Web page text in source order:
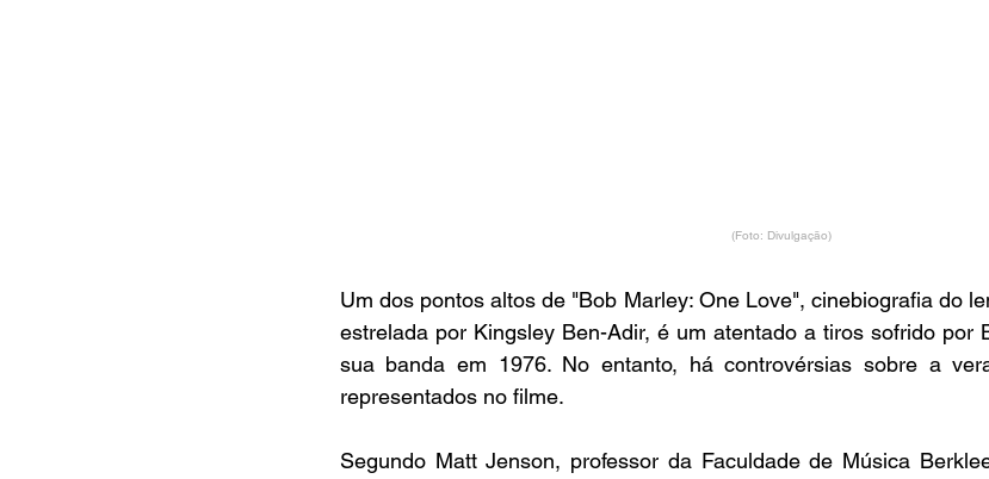
(Foto: Divulgação)
Um dos pontos altos de "Bob Marley: One Love", cinebiografia do
estrelada por Kingsley Ben-Adir, é um atentado a tiros sofrido por
sua banda em 1976. No entanto, há controvérsias sobre a
representados no filme.
Segundo Matt Jenson, professor da Faculdade de Música